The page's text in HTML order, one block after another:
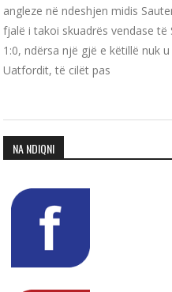
angleze në ndeshjen midis
fjalë i takoi skuadrës vendase
1:0, ndërsa një gjë e këtillë nuk
Uatfordit, të cilët pas
NA NDIQNI